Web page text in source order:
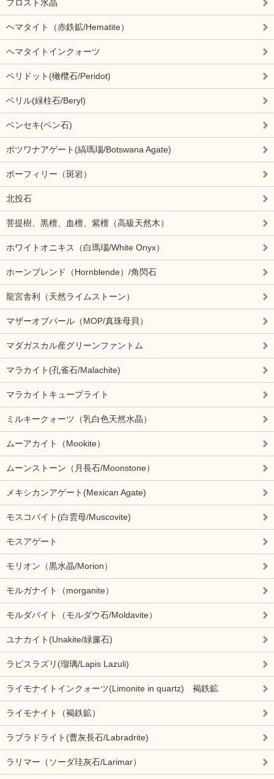
フロスト水晶
ヘマタイト（赤鉄鉱/Hematite）
ヘマタイトインクォーツ
ペリドット(橄欖石/Peridot)
ベリル(緑柱石/Beryl)
ベンセキ(ベン石)
ボツワナアゲート(縞瑪瑙/Botswana Agate)
ポーフィリー（斑岩）
北投石
菩提樹、黒檀、血檀、紫檀（高級天然木）
ホワイトオニキス（白瑪瑙/White Onyx）
ホーンブレンド（Hornblende）/角閃石
龍宮舎利（天然ライムストーン）
マザーオブパール（MOP/真珠母貝）
マダガスカル産グリーンファントム
マラカイト(孔雀石/Malachite)
マラカイトキュープライト
ミルキークォーツ（乳白色天然水晶）
ムーアカイト（Mookite）
ムーンストーン（月長石/Moonstone）
メキシカンアゲート(Mexican Agate)
モスコバイト(白雲母/Muscovite)
モスアゲート
モリオン（黒水晶/Morion）
モルガナイト（morganite）
モルダバイト（モルダウ石/Moldavite）
ユナカイト(Unakite/緑簾石)
ラピスラズリ(瑠璃/Lapis Lazuli)
ライモナイトインクォーツ(Limonite in quartz) 褐鉄鉱
ライモナイト（褐鉄鉱）
ラブラドライト(曹灰長石/Labradrite)
ラリマー（ソーダ珪灰石/Larimar）